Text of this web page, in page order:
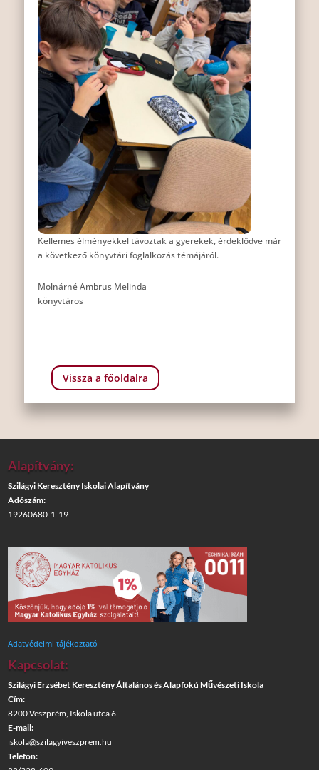
Kellemes élményekkel távoztak a gyerekek, érdeklődve már
a következő könyvtári foglalkozás témájáról.
Molnárné Ambrus Melinda
könyvtáros
Vissza a főoldalra
Alapítvány:
Szilágyi Keresztény Iskolai Alapítvány
Adószám:
19260680-1-19
Adatvédelmi tájékoztató
Kapcsolat:
Szilágyi Erzsébet Keresztény Általános és Alapfokú Művészeti Iskola
Cím:
8200 Veszprém, Iskola utca 6.
E-mail:
iskola@szilagyiveszprem.hu
Telefon: